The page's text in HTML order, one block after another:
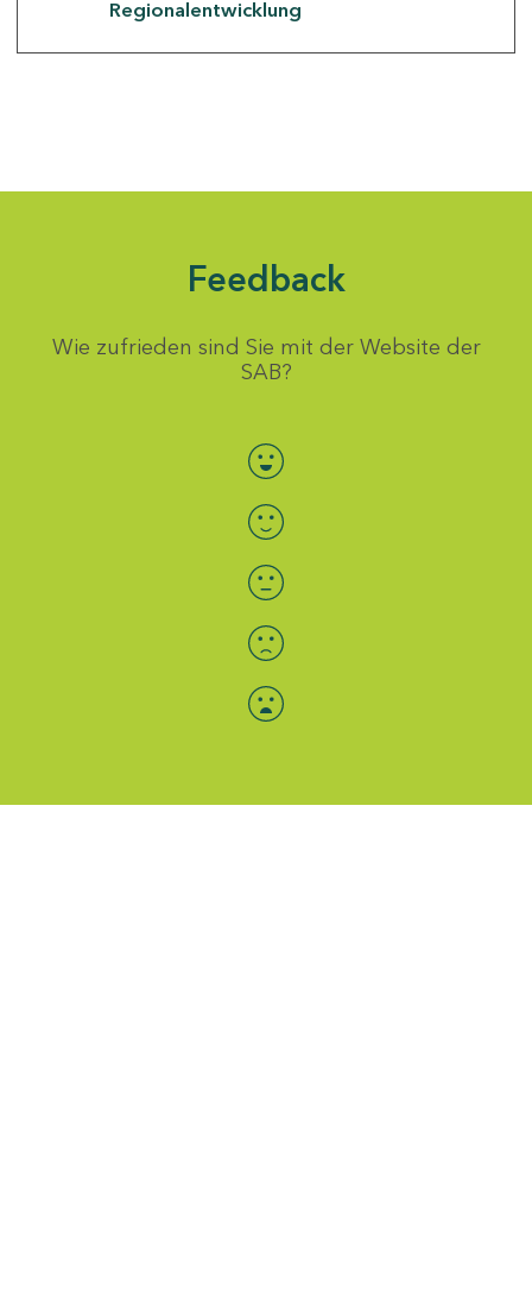
Regionalentwicklung
Feedback
Wie zufrieden sind Sie mit der Website der
SAB?
Bewertung auswählen